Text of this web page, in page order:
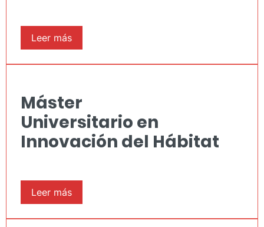
Leer más
Máster
Universitario en
Innovación del Hábitat
Leer más